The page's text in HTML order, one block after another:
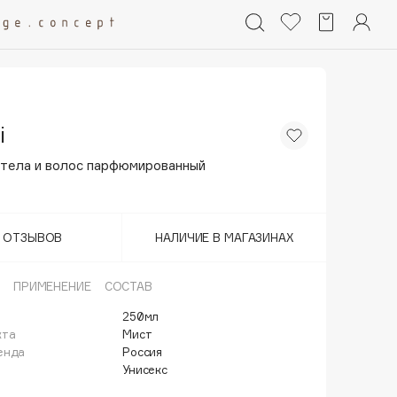
и волос парфюмированный
ОТЗЫВОВ НАЛИЧИЕ В МАГАЗИНАХ
ПРИМЕНЕНИЕ СОСТАВ
250мл
Мист
Россия
Унисекс